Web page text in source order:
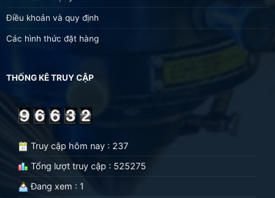
Điều khoản và quy định
Các hình thức đặt hàng
THỐNG KÊ TRUY CẬP
Truy cập hôm nay : 237
Tổng lượt truy cập : 525275
Đang xem : 1